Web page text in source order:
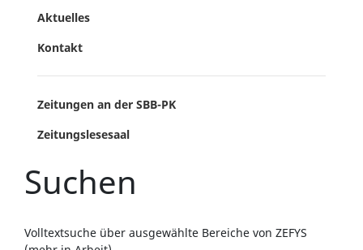
Aktuelles
Kontakt
Zeitungen an der SBB-PK
Zeitungslesesaal
Suchen
Volltextsuche über ausgewählte Bereiche von ZEFYS